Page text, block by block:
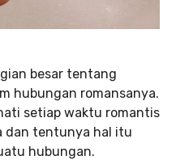
besar tentang
hubungan romansanya.
setiap waktu romantis
dan tentunya hal itu
hubungan.